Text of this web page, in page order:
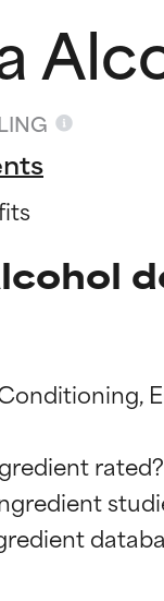
BESTE
BESTE